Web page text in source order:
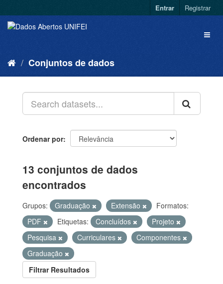
Entrar Registrar
Conjuntos de dados
Ordenar por
13 conjuntos de dados
encontrados
Grupos: Graduação Extensão
Formatos:
PDF
Etiquetas: Concluídos
Projeto
Pesquisa
Curriculares
Componentes
Graduação
Filtrar Resultados